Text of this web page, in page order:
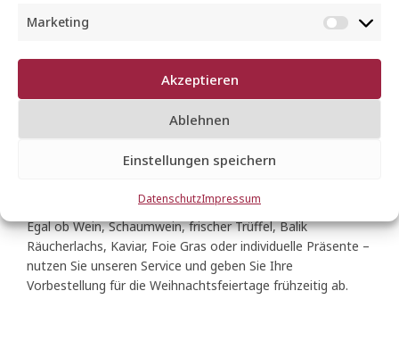
Marketing
Akzeptieren
Ablehnen
Einstellungen speichern
DatenschutzImpressum
Einfach vorbestellen
– unser Service für
genussvolle
Weihnachtsfeiertage
Egal ob Wein, Schaumwein, frischer Trüffel, Balik
Räucherlachs, Kaviar, Foie Gras oder individuelle Präsente –
nutzen Sie unseren Service und geben Sie Ihre
Vorbestellung für die Weihnachtsfeiertage frühzeitig ab.